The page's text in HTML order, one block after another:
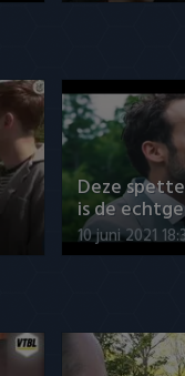
Deze
is de
10 juni 2021